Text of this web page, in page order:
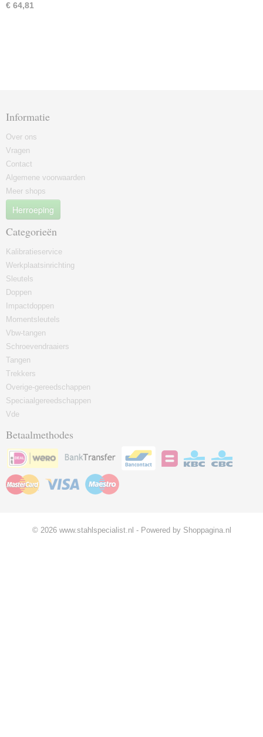
€ 64,81
Informatie
Over ons
Vragen
Contact
Algemene voorwaarden
Meer shops
Herroeping
Categorieën
Kalibratieservice
Werkplaatsinrichting
Sleutels
Doppen
Impactdoppen
Momentsleutels
Vbw-tangen
Schroevendraaiers
Tangen
Trekkers
Overige-gereedschappen
Speciaalgereedschappen
Vde
Betaalmethodes
© 2026 www.stahlspecialist.nl - Powered by Shoppagina.nl